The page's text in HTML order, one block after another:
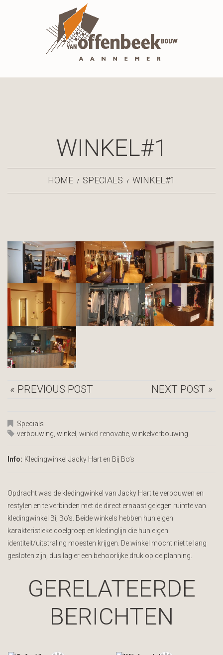
WINKEL#1
HOME SPECIALS WINKEL#1
« PREVIOUS POST NEXT POST »
Specials
verbouwing winkel winkel renovatie, winkelverbouwing
Info: Kledingwinkel Jacky Hart en Bij Bo’s
Opdracht was de kledingwinkel van Jacky Hart te verbouwen en
restylen en te verbinden met de direct ernaast gelegen ruimte van
kledingwinkel Bij Bo’s. Beide winkels hebben hun eigen
karakteristieke doelgroep en kledinglijn die hun eigen
identiteit/uitstraling moesten krijgen. De winkel mocht niet te lang
gesloten zijn, dus lag er een behoorlijke druk op de planning.
GERELATEERDE
BERICHTEN